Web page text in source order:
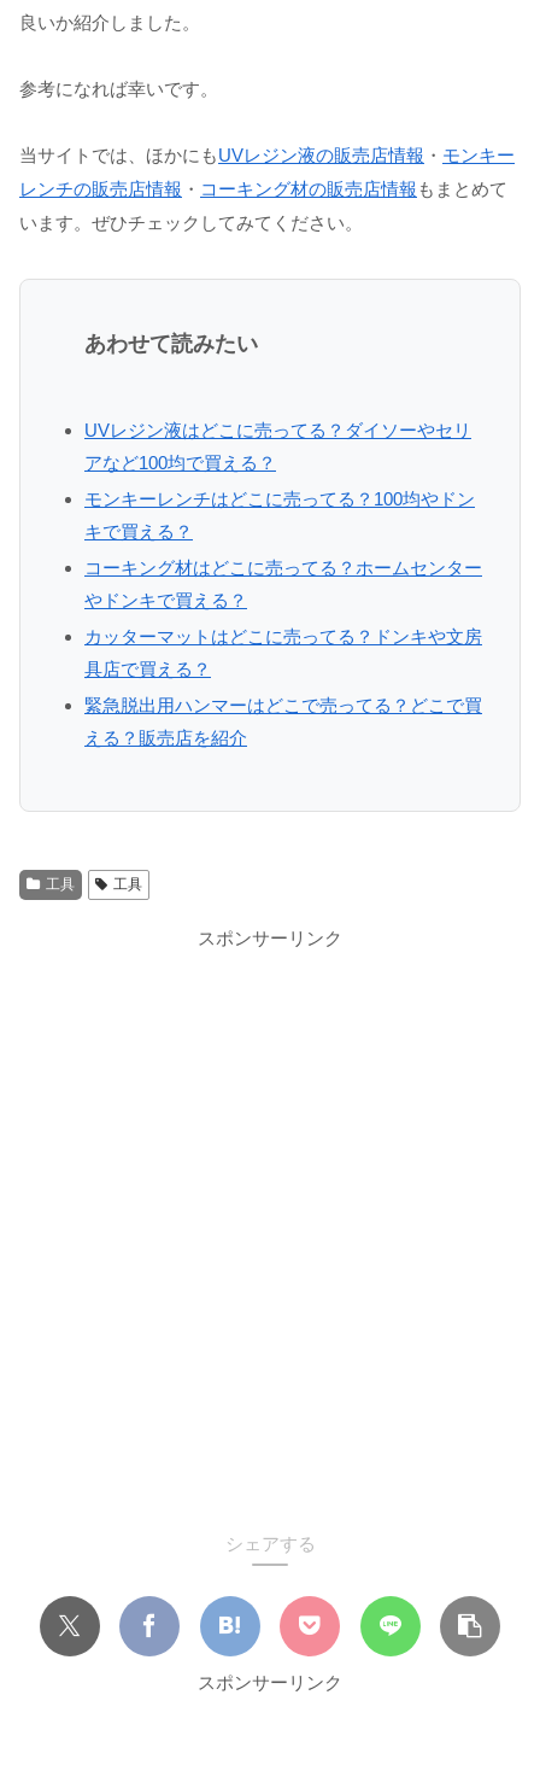
良いか紹介しました。
参考になれば幸いです。
当サイトでは、ほかにもUVレジン液の販売店情報 ・ モンキー
レンチの販売店情報 ・ コーキング材の販売店情報 もまとめて
います。ぜひチェックしてみてください。
あわせて読みたい
UVレジン液はどこに売ってる？ダイソーやセリ
アなど100均で買える？
モンキーレンチはどこに売ってる？100均やドン
キで買える？
コーキング材はどこに売ってる？ホームセンター
やドンキで買える？
カッターマットはどこに売ってる？ドンキや文房
具店で買える？
緊急脱出用ハンマーはどこで売ってる？どこで買
える？販売店を紹介
工具 工具
スポンサーリンク
シェアする
スポンサーリンク